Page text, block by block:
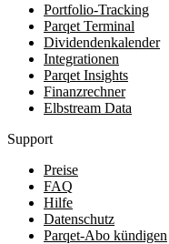
Portfolio-Tracking
Parqet Terminal
Dividendenkalender
Integrationen
Parqet Insights
Finanzrechner
Elbstream Data
Support
Preise
FAQ
Hilfe
Datenschutz
Parqet-Abo kündigen